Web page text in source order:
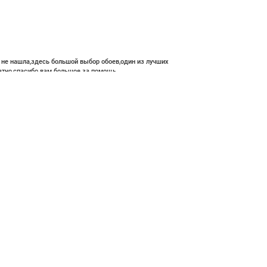
нашла,здесь большой выбор обоев,один из лучших
вам большое за помощь.